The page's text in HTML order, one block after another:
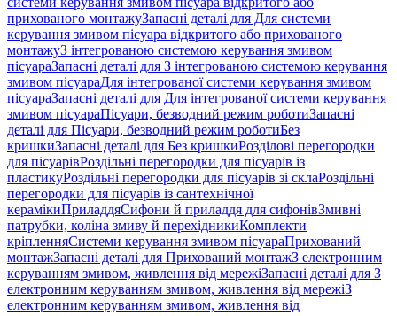
прихованого монтажуЗапасні деталі для Для системи
керування змивом пісуара відкритого або прихованого
монтажуЗ інтегрованою системою керування змивом
пісуараЗапасні деталі для З інтегрованою системою керування
змивом пісуараДля інтегрованої системи керування змивом
пісуараЗапасні деталі для Для інтегрованої системи керування
змивом пісуараПісуари, безводний режим роботиЗапасні
деталі для Пісуари, безводний режим роботиБез
кришкиЗапасні деталі для Без кришкиРозділові перегородки
для пісуарівРоздільні перегородки для пісуарів із
пластикуРоздільні перегородки для пісуарів зі склаРоздільні
перегородки для пісуарів із сантехнічної
керамікиПриладдяСифони й приладдя для сифонівЗмивні
патрубки, коліна змиву й перехідникиКомплекти
кріпленняСистеми керування змивом пісуараПрихований
монтажЗапасні деталі для Прихований монтажЗ електронним
керуванням змивом, живлення від мережіЗапасні деталі для З
електронним керуванням змивом, живлення від мережіЗ
електронним керуванням змивом, живлення від